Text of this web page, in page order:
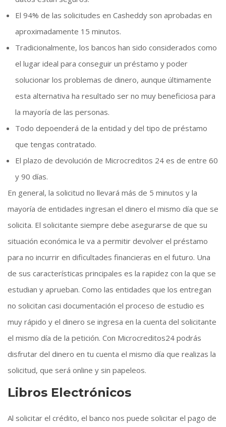
El 94% de las solicitudes en Casheddy son aprobadas en
aproximadamente 15 minutos.
Tradicionalmente, los bancos han sido considerados como
el lugar ideal para conseguir un préstamo y poder
solucionar los problemas de dinero, aunque últimamente
esta alternativa ha resultado ser no muy beneficiosa para
la mayoría de las personas.
Todo depoenderá de la entidad y del tipo de préstamo
que tengas contratado.
El plazo de devolución de Microcreditos 24 es de entre 60
y 90 días.
En general, la solicitud no llevará más de 5 minutos y la
mayoría de entidades ingresan el dinero el mismo día que se
solicita. El solicitante siempre debe asegurarse de que su
situación económica le va a permitir devolver el préstamo
para no incurrir en dificultades financieras en el futuro. Una
de sus características principales es la rapidez con la que se
estudian y aprueban. Como las entidades que los entregan
no solicitan casi documentación el proceso de estudio es
muy rápido y el dinero se ingresa en la cuenta del solicitante
el mismo día de la petición. Con Microcreditos24 podrás
disfrutar del dinero en tu cuenta el mismo día que realizas la
solicitud, que será online y sin papeleos.
Libros Electrónicos
Al solicitar el crédito, el banco nos puede solicitar el pago de